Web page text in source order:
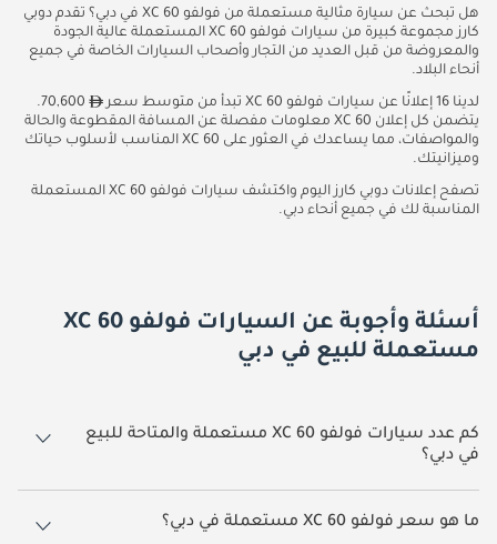
هل تبحث عن سيارة مثالية مستعملة من فولفو XC 60 في دبي؟ تقدم دوبي
كارز مجموعة كبيرة من سيارات فولفو XC 60 المستعملة عالية الجودة
والمعروضة من قبل العديد من التجار وأصحاب السيارات الخاصة في جميع
أنحاء البلاد.
لدينا 16 إعلانًا عن سيارات فولفو XC 60 تبدأ من متوسط سعر
70,600.
يتضمن كل إعلان XC 60 معلومات مفصلة عن المسافة المقطوعة والحالة
والمواصفات، مما يساعدك في العثور على XC 60 المناسب لأسلوب حياتك
وميزانيتك.
تصفح إعلانات دوبي كارز اليوم واكتشف سيارات فولفو XC 60 المستعملة
المناسبة لك في جميع أنحاء دبي.
أسئلة وأجوبة عن السيارات فولفو XC 60
مستعملة للبيع في دبي
كم عدد سيارات فولفو XC 60 مستعملة والمتاحة للبيع
في دبي؟
16 سيارة فولفو XC 60 مستعملة متوفرة للبيع في دبي.
ما هو سعر فولفو XC 60 مستعملة في دبي؟